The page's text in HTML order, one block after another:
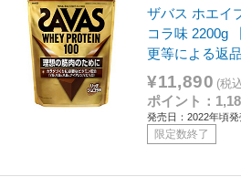
ザバス ホエイ
コラ味 2200g
更等による返
¥11,890 (税
ポイント：
発売日：2022年頃発
限定数終了